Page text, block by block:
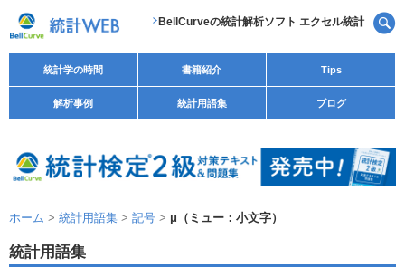
BellCurveの統計解析ソフト エクセル統計
統計学の時間 書籍紹介 Tips
解析事例 統計用語集 ブログ
ホーム > 統計用語集 > 記号 > μ（ミュー：小文字）
統計用語集